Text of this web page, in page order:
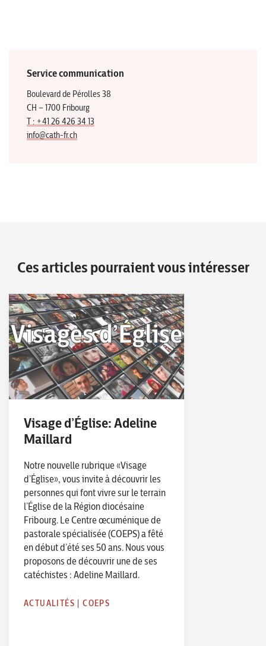
Service communication
Boulevard de Pérolles 38
CH – 1700 Fribourg
T : +41 26 426 34 13
info@cath-fr.ch
Ces articles pourraient vous intéresser
Visage d’Église: Adeline
Maillard
Notre nouvelle rubrique «Visage
d’Église», vous invite à découvrir les
personnes qui font vivre sur le terrain
l’Église de la Région diocésaine
Fribourg. Le Centre œcuménique de
pastorale spécialisée (COEPS) a fêté
en début d’été ses 50 ans. Nous vous
proposons de découvrir une de ses
catéchistes : Adeline Maillard.
ACTUALITÉS |COEPS